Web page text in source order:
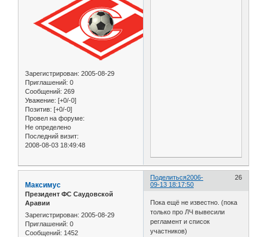
Зарегистрирован: 2005-08-29
Приглашений: 0
Сообщений: 269
Уважение: [+0/-0]
Позитив: [+0/-0]
Провел на форуме:
Не определено
Последний визит:
2008-08-03 18:49:48
Поделиться 26
2006-
09-13 18:17:50
Максимус
Президент ФС Саудовской
Аравии
Зарегистрирован: 2005-08-29
Приглашений: 0
Сообщений: 1452
Пока ещё не известно. (пока
только про ЛЧ вывесили
регламент и список
участников)